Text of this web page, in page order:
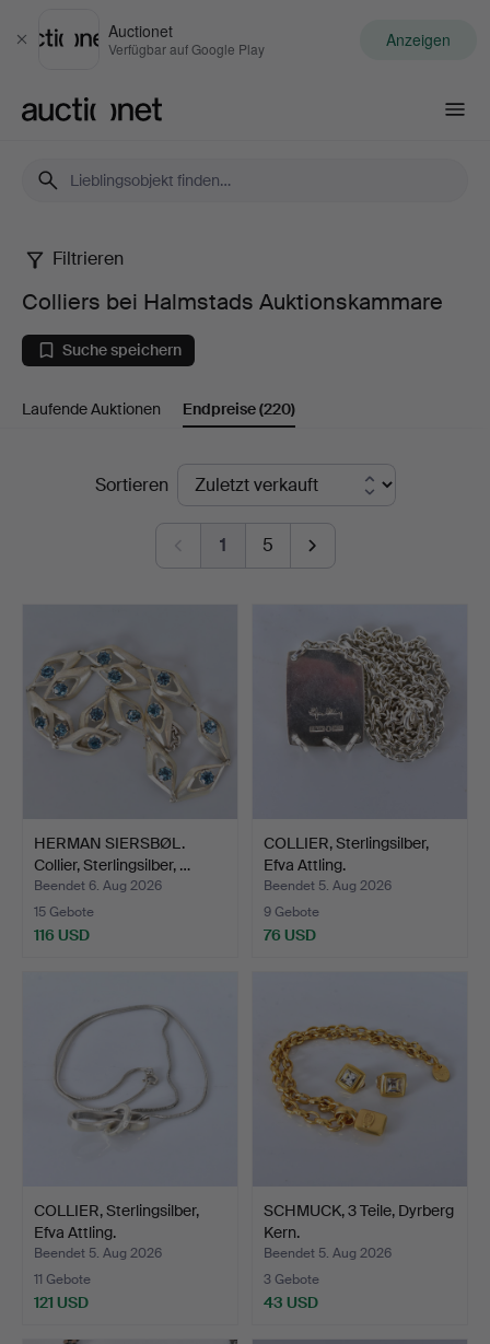
Schließen
Auctionet
Verfügbar auf Google Play Anzeigen
Colliers
bei
Halmstads
Auktionskammare
Filtrieren
Colliers bei Halmstads Auktionskammare
Suche speichern
Laufende Auktionen Endpreise(220)
EndpreiseSortieren
1 5
HERMAN SIERSBØL.
Collier, Sterlingsilber, …
Beendet 6. Aug 2026
15 Gebote
116 USD
COLLIER, Sterlingsilber,
Efva Attling.
Beendet 5. Aug 2026
9 Gebote
76 USD
COLLIER, Sterlingsilber,
Efva Attling.
Beendet 5. Aug 2026
11 Gebote
121 USD
SCHMUCK, 3 Teile, Dyrberg
Kern.
Beendet 5. Aug 2026
3 Gebote
43 USD